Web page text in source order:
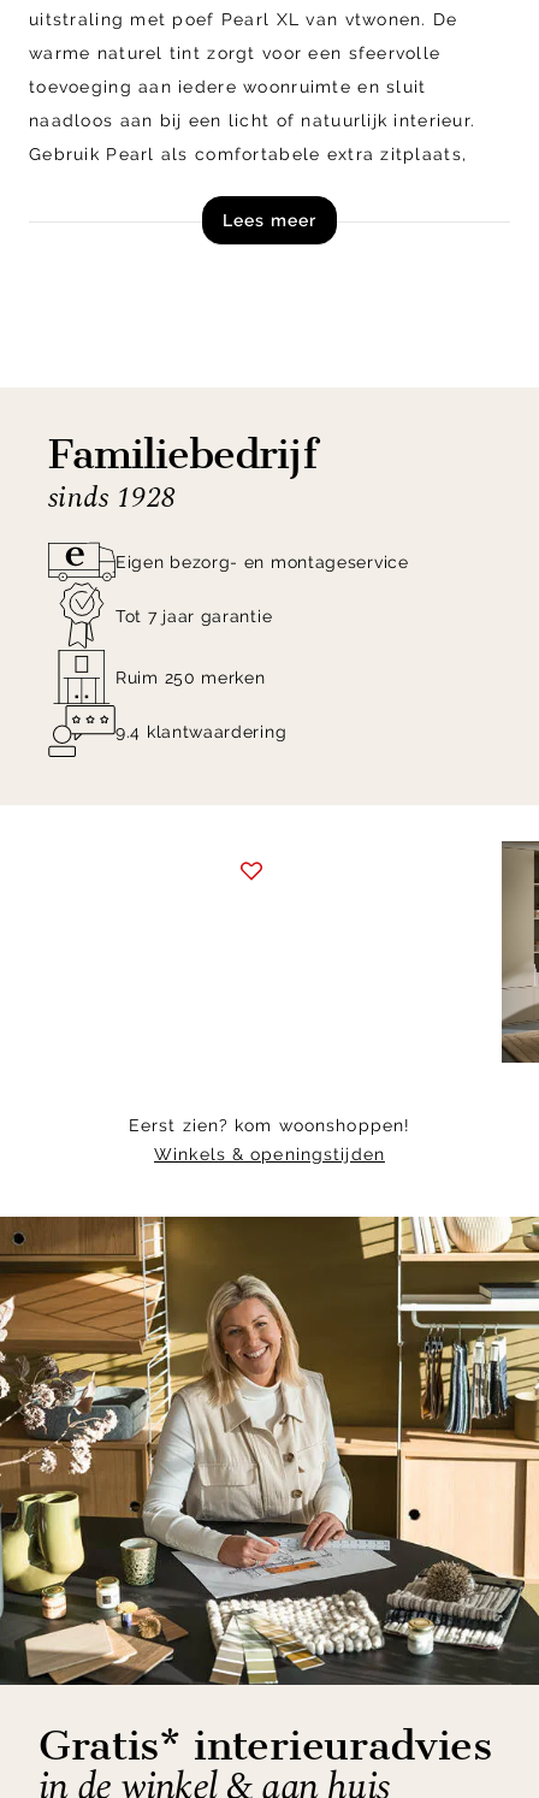
uitstraling met poef Pearl XL van vtwonen. De
warme naturel tint zorgt voor een sfeervolle
toevoeging aan iedere woonruimte en sluit
naadloos aan bij een licht of natuurlijk interieur.
Gebruik Pearl als comfortabele extra zitplaats,
kamer.
Lees meer
Familiebedrijf
sinds 1928
Eigen bezorg- en montageservice
Tot 7 jaar garantie
Ruim 250 merken
9.4 klantwaardering
Eerst zien? kom woonshoppen!
Winkels & openingstijden
Gratis* interieuradvies